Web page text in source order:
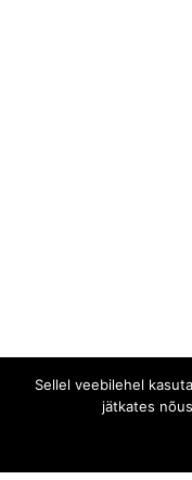
Sellel veebilehel
jätkates